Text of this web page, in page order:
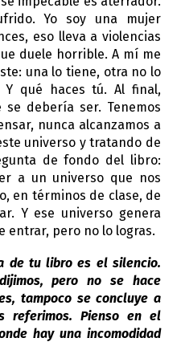
Yo soy una mujer
eso lleva a violencias
duele horrible. A mí me
una lo tiene, otra no lo
qué haces tú. Al final,
debería ser. Tenemos
nunca alcanzamos a
universo y tratando de
de fondo del libro:
a un universo que nos
en términos de clase, de
Y ese universo genera
entrar, pero no lo logras.
de tu libro es el silencio.
pero no se hace
tampoco se concluye a
referimos. Pienso en el
hay una incomodidad